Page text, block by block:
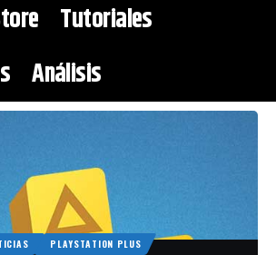
Tutoriales
Análisis
PLAYSTATION PLUS